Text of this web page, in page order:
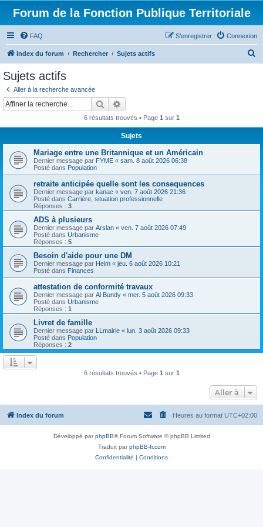
Forum de la Fonction Publique Territoriale
FAQ Connexion
S’enregistrer
Index du forum Rechercher Sujets actifs
Sujets actifs
Aller à la recherche avancée
Rechercher
6 résultats trouvés • Page 1 sur 1
Sujets
Mariage entre une Britannique et un Américain
Dernier message par FYME « sam. 8 août 2026 06:38
Posté dans Population
retraite anticipée quelle sont les consequences
Dernier message par kanac « ven. 7 août 2026 21:36
Posté dans Carrière, situation professionnelle
Réponses : 3
ADS à plusieurs
Dernier message par Arslan « ven. 7 août 2026 07:49
Posté dans Urbanisme
Réponses : 5
Besoin d'aide pour une DM
Dernier message par Heim « jeu. 6 août 2026 10:21
Posté dans Finances
attestation de conformité travaux
Dernier message par Al Bundy « mer. 5 août 2026 09:33
Posté dans Urbanisme
Réponses : 1
Livret de famille
Dernier message par LLmairie « lun. 3 août 2026 09:33
Posté dans Population
Réponses : 2
6 résultats trouvés • Page 1 sur 1
Aller à
Index du forum Heures au format UTC+02:00
Développé parphpBB® Forum Software © phpBB Limited
Traduit parphpBB-fr.com
Confidentialité | Conditions